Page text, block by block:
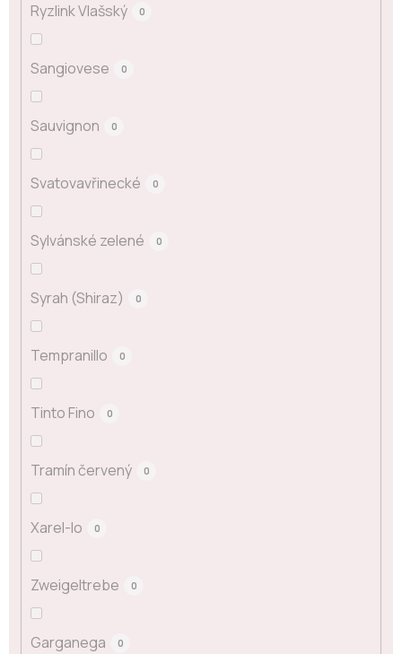
Ryzlink Vlašský 0
Sangiovese 0
Sauvignon 0
Svatovavřinecké 0
Sylvánské zelené 0
Syrah (Shiraz) 0
Tempranillo 0
Tinto Fino 0
Tramín červený 0
Xarel-lo 0
Zweigeltrebe 0
Garganega 0